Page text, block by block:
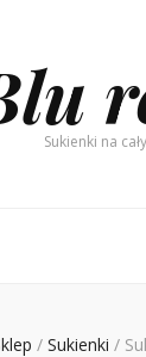
Sukienki na
/ Sukienki /